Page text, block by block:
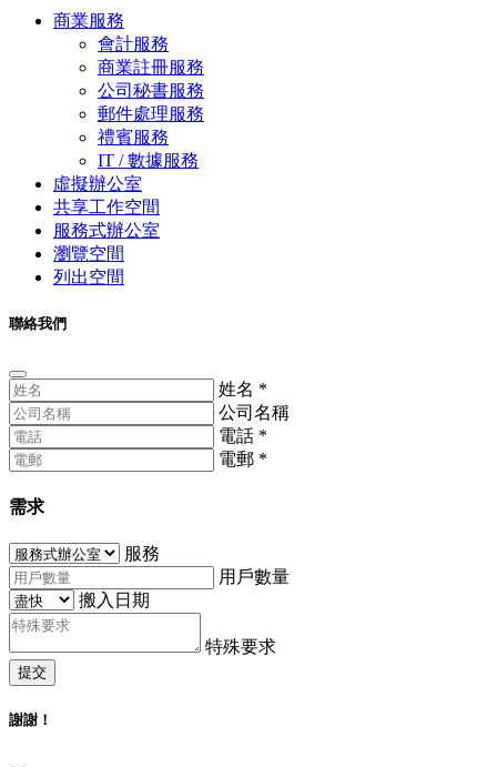
商業服務
會計服務
商業註冊服務
公司秘書服務
郵件處理服務
禮賓服務
IT / 數據服務
虛擬辦公室
共享工作空間
服務式辦公室
瀏覽空間
列出空間
聯絡我們
姓名 *
公司名稱
電話 *
電郵 *
需求
服務
用戶數量
搬入日期
特殊要求
提交
謝謝！